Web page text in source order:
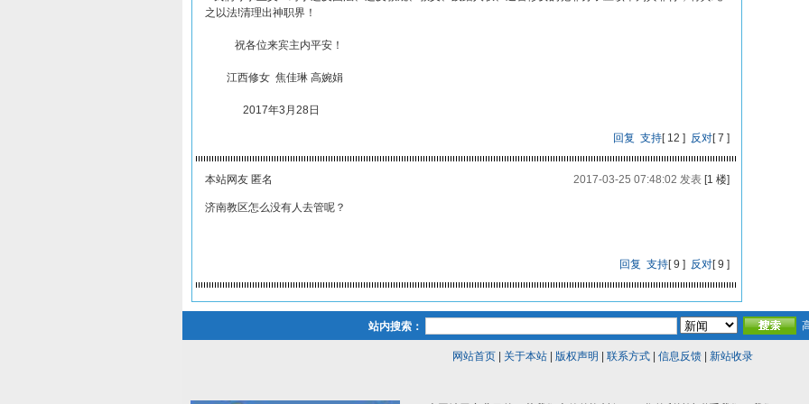
之以法!清理出神职界！
祝各位来宾主内平安！
江西修女 焦佳琳 高婉娟
2017年3月28日
回复 支持[12 ] 反对[7 ]
本站网友 匿名 2017-03-25 07:48:02 发表[1 楼]
济南教区怎么没有人去管呢？
回复 支持[9 ] 反对[9 ]
站内搜索：
网站首页| 关于本站| 版权声明 联系方式| 信息反馈| 新站收录